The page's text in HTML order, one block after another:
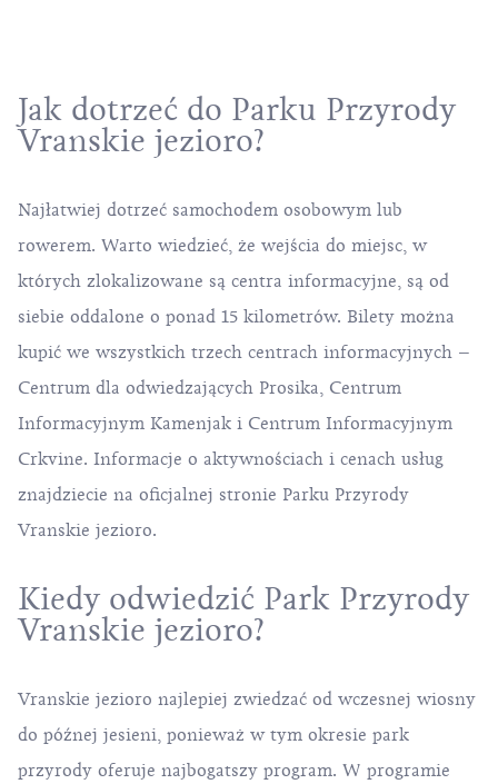
Jak dotrzeć do Parku Przyrody
Vranskie jezioro?
Najłatwiej dotrzeć samochodem osobowym lub
rowerem. Warto wiedzieć, że wejścia do miejsc, w
których zlokalizowane są centra informacyjne, są od
siebie oddalone o ponad 15 kilometrów. Bilety można
kupić we wszystkich trzech centrach informacyjnych –
Centrum dla odwiedzających Prosika, Centrum
Informacyjnym Kamenjak i Centrum Informacyjnym
Crkvine. Informacje o aktywnościach i cenach usług
znajdziecie na oficjalnej stronie Parku Przyrody
Vranskie jezioro.
Kiedy odwiedzić Park Przyrody
Vranskie jezioro?
Vranskie jezioro najlepiej zwiedzać od wczesnej wiosny
do późnej jesieni, ponieważ w tym okresie park
przyrody oferuje najbogatszy program. W programie